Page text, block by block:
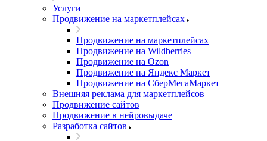
Услуги
Продвижение на маркетплейсах
Продвижение на маркетплейсах
Продвижение на Wildberries
Продвижение на Ozon
Продвижение на Яндекс Маркет
Продвижение на СберМегаМаркет
Внешняя реклама для маркетплейсов
Продвижение сайтов
Продвижение в нейровыдаче
Разработка сайтов